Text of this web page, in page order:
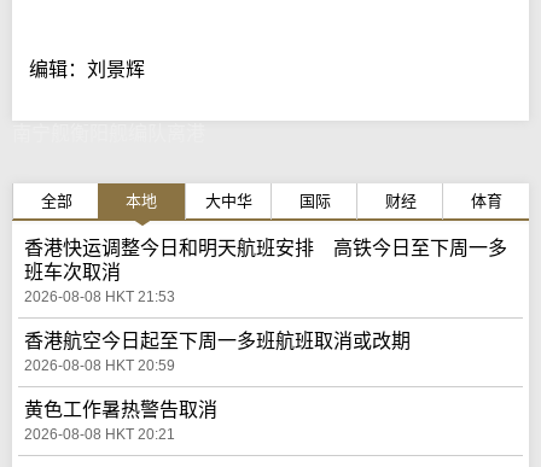
编辑：刘景辉
全部 本地 大中华 国际 财经 体育
香港快运调整今日和明天航班安排 高铁今日至下周一多
班车次取消
2026-08-08 HKT 21:53
香港航空今日起至下周一多班航班取消或改期
2026-08-08 HKT 20:59
黄色工作暑热警告取消
2026-08-08 HKT 20:21